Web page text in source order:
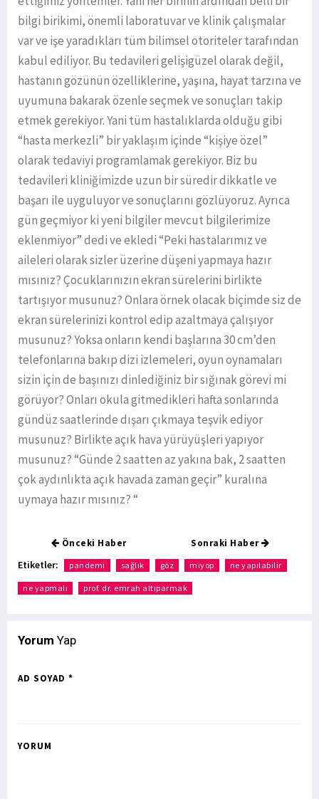
bilgi birikimi, önemli laboratuvar ve klinik çalışmalar
var ve işe yaradıkları tüm bilimsel otoriteler tarafından
kabul ediliyor. Bu tedavileri gelişigüzel olarak değil,
hastanın gözünün özelliklerine, yaşına, hayat tarzına ve
uyumuna bakarak özenle seçmek ve sonuçları takip
etmek gerekiyor. Yani tüm hastalıklarda olduğu gibi
“hasta merkezli” bir yaklaşım içinde “kişiye özel”
olarak tedaviyi programlamak gerekiyor. Biz bu
tedavileri kliniğimizde uzun bir süredir dikkatle ve
başarı ile uyguluyor ve sonuçlarını gözlüyoruz. Ayrıca
gün geçmiyor ki yeni bilgiler mevcut bilgilerimize
eklenmiyor” dedi ve ekledi “Peki hastalarımız ve
aileleri olarak sizler üzerine düşeni yapmaya hazır
mısınız? Çocuklarınızın ekran sürelerini birlikte
tartışıyor musunuz? Onlara örnek olacak biçimde siz de
ekran sürelerinizi kontrol edip azaltmaya çalışıyor
musunuz? Yoksa onların kendi başlarına 30 cm’den
telefonlarına bakıp dizi izlemeleri, oyun oynamaları
sizin için de başınızı dinlediğiniz bir sığınak görevi mi
görüyor? Onları okula gitmedikleri hafta sonlarında
gündüz saatlerinde dışarı çıkmaya teşvik ediyor
musunuz? Birlikte açık hava yürüyüşleri yapıyor
musunuz? “Günde 2 saatten az yakına bak, 2 saatten
çok aydınlıkta açık havada zaman geçir” kuralına
uymaya hazır mısınız? “
Önceki Haber Sonraki Haber
Etiketler: pandemi sağlık göz miyop ne yapılabilir
ne yapmalı prof. dr. emrah altıparmak
Yorum Yap
AD SOYAD *
YORUM